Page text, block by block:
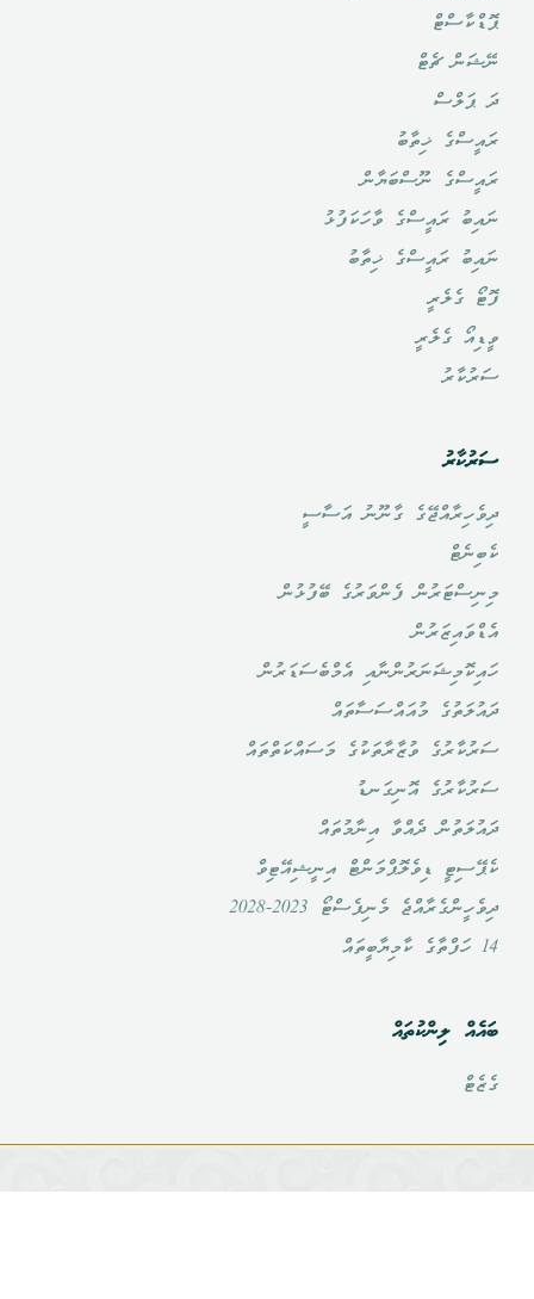
ޕޮޑްކާސްޓް
ނޭޝަން ޗެޓް
ދަ ޕަލްސް
ރައީސްގެ ޚިތާބު
ރައީސްގެ ނޫސްބަޔާން
ނައިބު ރައީސްގެ ވާހަކަފުޅު
ނައިބު ރައީސްގެ ޚިތާބު
ފޮޓޯ ގެލެރީ
ވީޑިއޯ ގެލެރީ
ސަރުކާރު
ސަރުކާރު
ދިވެހިރާއްޖޭގެ ގާނޫނު އަސާސީ
ކެބިނެޓް
މިނިސްޓަރުން ފެންވަރުގެ ބޭފުޅުން
އެޑްވައިޒަރުން
ހައިކޮމިޝަނަރުންނާއި އެމްބެސަޑަރުން
ދައުލަތުގެ މުއައްސަސާތައް
ސަރުކާރުގެ ވުޒާރާތަކުގެ މަސައްކަތްތައް
ސަރުކާރުގެ އޮނިގަނޑު
ދައުލަތުން ދެއްވާ އިނާމުތައް
ކެޕޭސިޓީ ޑިވެލޮޕްމަންޓް އިނީޝިއޭޓިވް
ދިވެހީންގެރާއްޖެ މެނިފެސްޓޯ 2023-2028
ބައެއް ލިންކުތައް
ގެޒެޓް